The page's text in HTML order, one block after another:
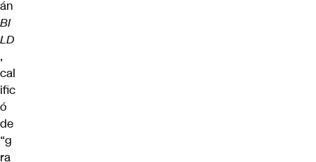
án
BI
LD
,
cal
ific
ó
de
“g
ra